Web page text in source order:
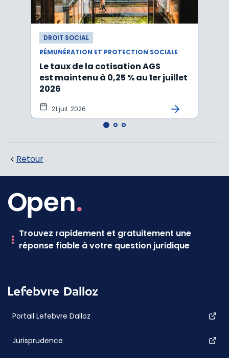
DROIT SOCIAL
RÉMUNÉRATION ET PROTECTION SOCIALE
Le taux de la cotisation AGS
est maintenu à 0,25 % au 1er juillet
2026
21 juil. 2026
Retour
Trouvez rapidement et gratuitement une
réponse fiable à votre question juridique
Portail Lefebvre Dalloz
Jurisprudence